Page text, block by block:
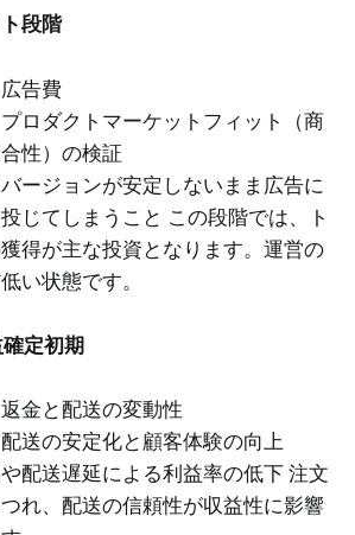
段階
広告費
プロダクトマーケットフィット（商
性）の検証
バージョンが安定しないまま広告に
じてしまうこと この段階では、ト
得が主な投資となります。運営の
い状態です。
定初期
返金と配送の変動性
配送の安定化と顧客体験の向上
や配送遅延による利益率の低下 注文
れ、配送の信頼性が収益性に影響